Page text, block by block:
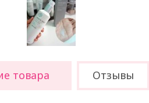
товара Отзывы